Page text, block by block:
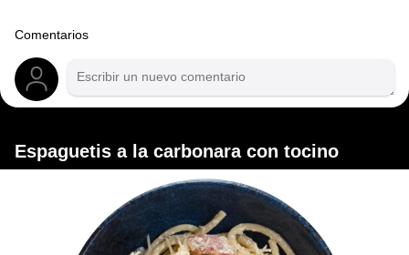
Comentarios
Espaguetis a la carbonara con tocino